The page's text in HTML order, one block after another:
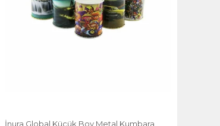
İnura Global Küçük Boy Metal Kumbara